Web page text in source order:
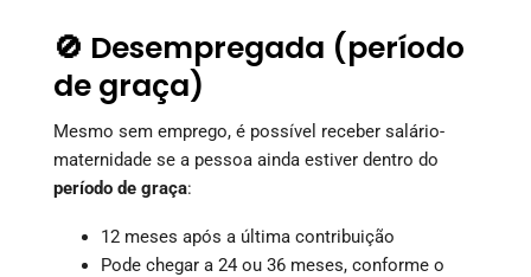
🚫 Desempregada (período
de graça)
Mesmo sem emprego, é possível receber salário-
maternidade se a pessoa ainda estiver dentro do
período de graça:
12 meses após a última contribuição
Pode chegar a 24 ou 36 meses, conforme o